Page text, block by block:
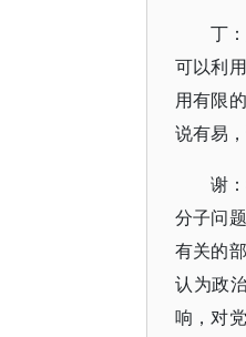
丁
可以利
用有限
说有易，
谢
分子问
有关的
认为政
响，对